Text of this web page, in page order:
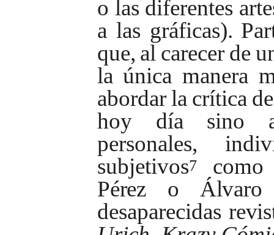
o las diferentes
a las gráficas).
que, al carecer de
la única manera
abordarla crítica
hoy día sino
personales,
subjetivos7
como
Pérez
o
Álvaro
desaparecidas